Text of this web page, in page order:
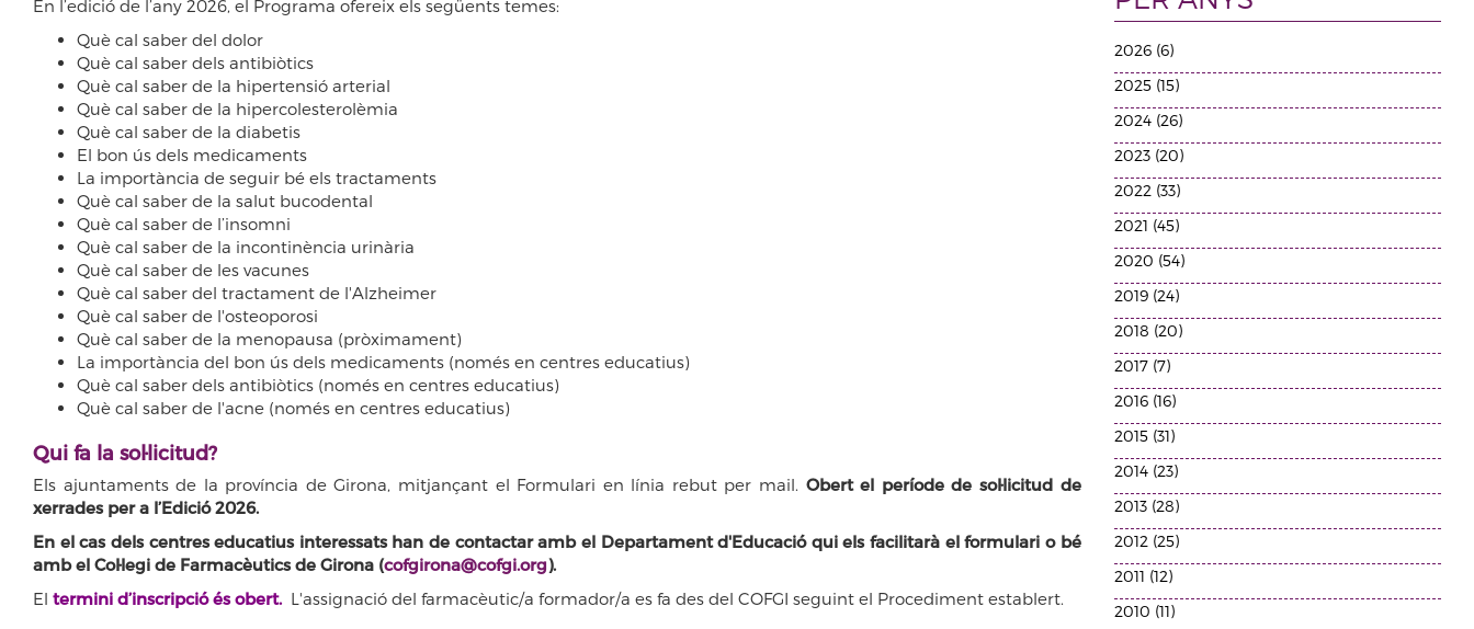
En l’edició de l’any 2026, el Programa ofereix els següents temes:
Què cal saber del dolor
Què cal saber dels antibiòtics
Què cal saber de la hipertensió arterial
Què cal saber de la hipercolesterolèmia
Què cal saber de la diabetis
El bon ús dels medicaments
La importància de seguir bé els tractaments
Què cal saber de la salut bucodental
Què cal saber de l’insomni
Què cal saber de la incontinència urinària
Què cal saber de les vacunes
Què cal saber del tractament de l'Alzheimer
Què cal saber de l'osteoporosi
Què cal saber de la menopausa (pròximament)
La importància del bon ús dels medicaments (només en centres educatius)
Què cal saber dels antibiòtics (només en centres educatius)
Què cal saber de l'acne (només en centres educatius)
Qui fa la sol·licitud?
Els ajuntaments de la província de Girona, mitjançant el Formulari en línia rebut per mail. Obert el període de sol·licitud de
xerrades per a l’Edició 2026.
En el cas dels centres educatius interessats han de contactar amb el Departament d'Educació qui els facilitarà el formulari o bé
amb el Col·legi de Farmacèutics de Girona (cofgirona@cofgi.org).
El termini d’inscripció és obert. L'assignació del farmacèutic/a formador/a es fa des del COFGI seguint el Procediment establert.
2026 (6)
2025 (15)
2024 (26)
2023 (20)
2022 (33)
2021 (45)
2020 (54)
2019 (24)
2018 (20)
2017 (7)
2016 (16)
2015 (31)
2014 (23)
2013 (28)
2012 (25)
2011 (12)
2010 (11)